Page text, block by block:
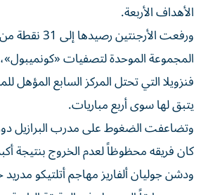
الأهداف الأربعة.
فنزويلا التي تحتل المركز السابع المؤهل
يتبق لها سوى أربع مباريات.
وتضاعفت الضغوط على مدرب البرازيل
كان فريقه محظوظاً لعدم الخروج بنتيجة
ودشن جوليان ألفاريز مهاجم أتلتيكو